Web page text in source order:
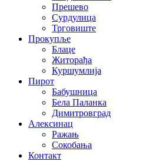
Прешево
Сурдулица
Трговиште
Прокупље
Блаце
Житорађа
Куршумлија
Пирот
Бабушница
Бела Паланка
Димитровград
Алексинац
Ражањ
Сокобања
Контакт